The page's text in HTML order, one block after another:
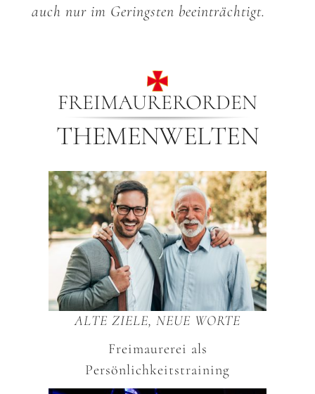
auch nur im Geringsten beeinträchtigt.
FREIMAURERORDEN
THEMENWELTEN
ALTE ZIELE, NEUE WORTE
Freimaurerei als
Persönlichkeitstraining